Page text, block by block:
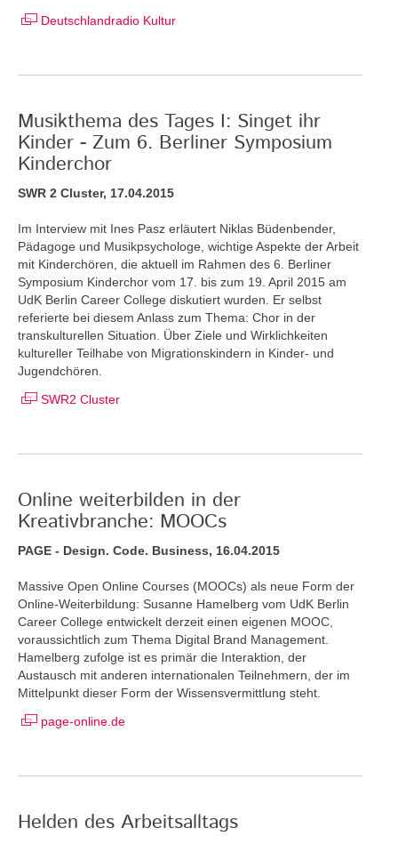
Deutschlandradio Kultur
Musikthema des Tages I: Singet ihr
Kinder - Zum 6. Berliner Symposium
Kinderchor
SWR 2 Cluster, 17.04.2015
Im Interview mit Ines Pasz erläutert Niklas Büdenbender,
Pädagoge und Musikpsychologe, wichtige Aspekte der Arbeit
mit Kinderchören, die aktuell im Rahmen des 6. Berliner
Symposium Kinderchor vom 17. bis zum 19. April 2015 am
UdK Berlin Career College diskutiert wurden. Er selbst
referierte bei diesem Anlass zum Thema: Chor in der
transkulturellen Situation. Über Ziele und Wirklichkeiten
kultureller Teilhabe von Migrationskindern in Kinder- und
Jugendchören.
SWR2 Cluster
Online weiterbilden in der
Kreativbranche: MOOCs
PAGE - Design. Code. Business, 16.04.2015
Massive Open Online Courses (MOOCs) als neue Form der
Online-Weiterbildung: Susanne Hamelberg vom UdK Berlin
Career College entwickelt derzeit einen eigenen MOOC,
voraussichtlich zum Thema Digital Brand Management.
Hamelberg zufolge ist es primär die Interaktion, der
Austausch mit anderen internationalen Teilnehmern, der im
Mittelpunkt dieser Form der Wissensvermittlung steht.
page-online.de
Helden des Arbeitsalltags